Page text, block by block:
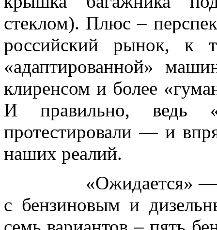
стеклом). Плюс –
российский рынок, к
«адаптированной»
клиренсом и более
И правильно, ведь
протестировали — и
наших реалий.
«Ожидается» —
с бензиновым и